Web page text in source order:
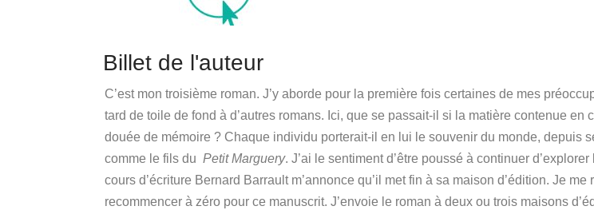
Billet de l'auteur
C’est mon troisième roman. J’y aborde pour la première fois certaines de mes
tard de toile de fond à d’autres romans. Ici, que se passait-il si la matière contenue en
douée de mémoire ? Chaque individu porterait-il en lui le souvenir du monde, depuis
comme le fils du Petit Marguery. J’ai le sentiment d’être poussé à continuer
cours d’écriture Bernard Barrault m’annonce qu’il met fin à sa maison d’édition. Je me
recommencer à zéro pour ce manuscrit. J’envoie le roman à deux ou trois maisons